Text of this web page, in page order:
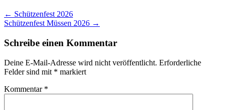
← Schützenfest 2026
Schützenfest Müssen 2026 →
Schreibe einen Kommentar
Deine E-Mail-Adresse wird nicht veröffentlicht. Erforderliche
Felder sind mit * markiert
Kommentar *